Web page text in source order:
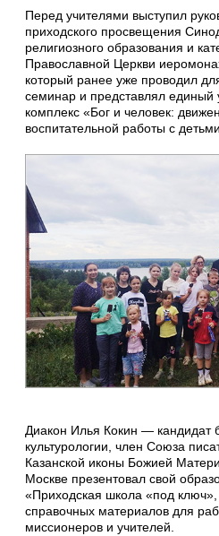
Перед учителями выступил
приходского просвещения
религиозного образования и
Православной Церкви
который ранее уже проводил
семинар и представлял единый
комплекс «Бог и человек:
воспитательной работы с
Диакон Илья Кокин — кандидат
культурологии, член Союза
Казанской иконы Божией
Москве презентовал свой
«Приходская школа «под ключ»,
справочных материалов для
миссионеров и учителей.